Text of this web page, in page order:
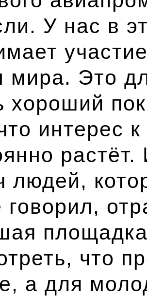
У нас в
мира. Это
хороший
интерес
людей,
говорил,
что
а для